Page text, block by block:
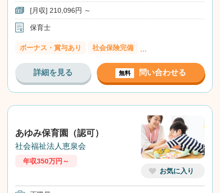
[月収] 210,096円 ～
保育士
ボーナス・賞与あり 社会保険完備 …
詳細を見る 無料 問い合わせる
お気に入り
あゆみ保育園（認可）
社会福祉法人恵泉会
年収350万円～